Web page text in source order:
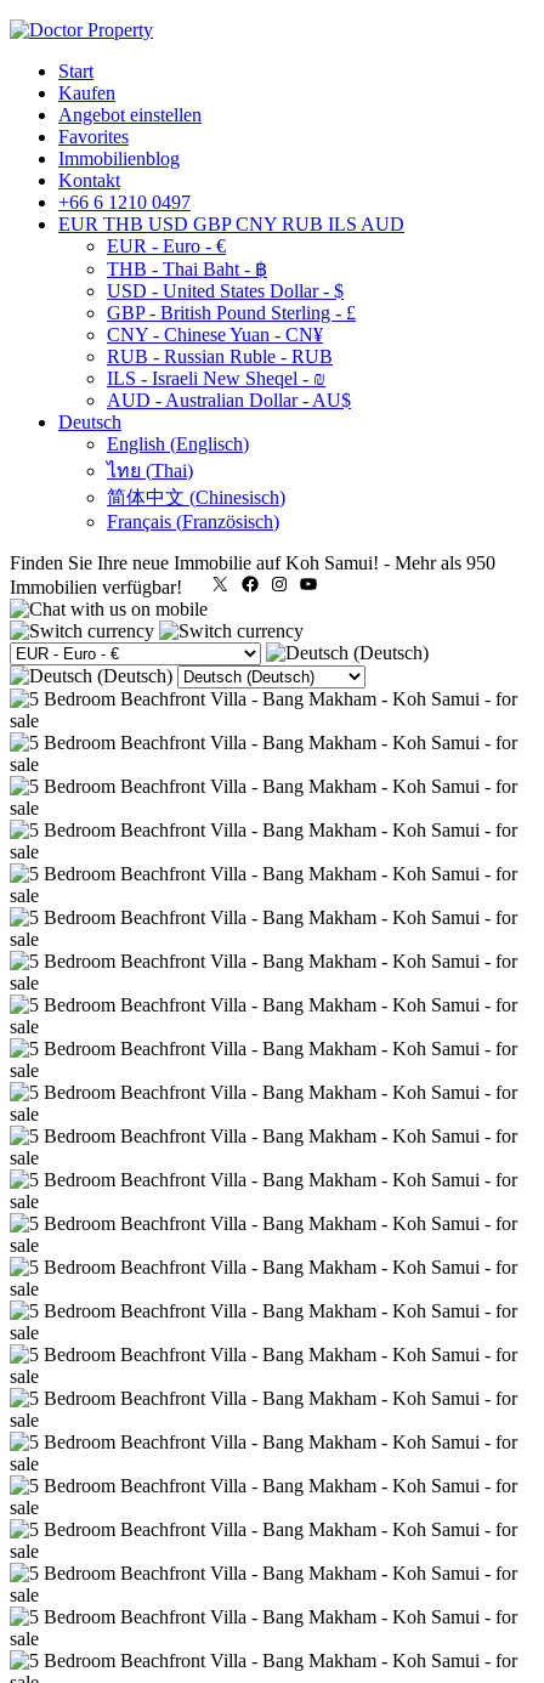
Start
Kaufen
Angebot einstellen
Favorites
Immobilienblog
Kontakt
+66 6 1210 0497
EUR THB USD GBP CNY RUB ILS AUD
EUR - Euro - €
THB - Thai Baht - ฿
USD - United States Dollar - $
GBP - British Pound Sterling - £
CNY - Chinese Yuan - CN¥
RUB - Russian Ruble - RUB
ILS - Israeli New Sheqel - ₪
AUD - Australian Dollar - AU$
Deutsch
English (Englisch)
ไทย (Thai)
简体中文 (Chinesisch)
Français (Französisch)
Finden Sie Ihre neue Immobilie auf Koh Samui! - Mehr als 950
Immobilien verfügbar!
X FacebookInstagram